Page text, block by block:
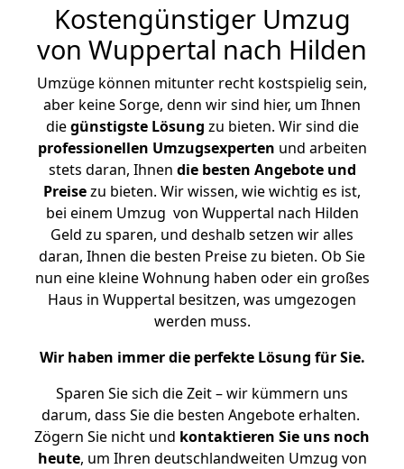
Kostengünstiger Umzug
von Wuppertal nach Hilden
Umzüge können mitunter recht kostspielig sein,
aber keine Sorge, denn wir sind hier, um Ihnen
diegünstigste Lösung zu bieten. Wir sind die
professionellen Umzugsexperten und arbeiten
stets daran, Ihnen die besten Angebote und
Preisezu bieten. Wir wissen, wie wichtig es ist,
bei einem Umzug von Wuppertal nach Hilden
Geld zu sparen, und deshalb setzen wir alles
daran, Ihnen die besten Preise zu bieten. Ob Sie
nun eine kleine Wohnung haben oder ein großes
Haus in Wuppertal besitzen, was umgezogen
werden muss.
Wir haben immer die perfekte Lösung für Sie.
Sparen Sie sich die Zeit – wir kümmern uns
darum, dass Sie die besten Angebote erhalten.
Zögern Sie nicht und kontaktieren Sie uns noch
heute, um Ihren deutschlandweiten Umzug von